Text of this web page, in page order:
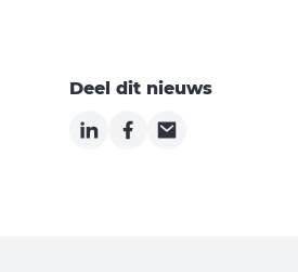
Deel dit nieuws
LinkedInFacebook
Email